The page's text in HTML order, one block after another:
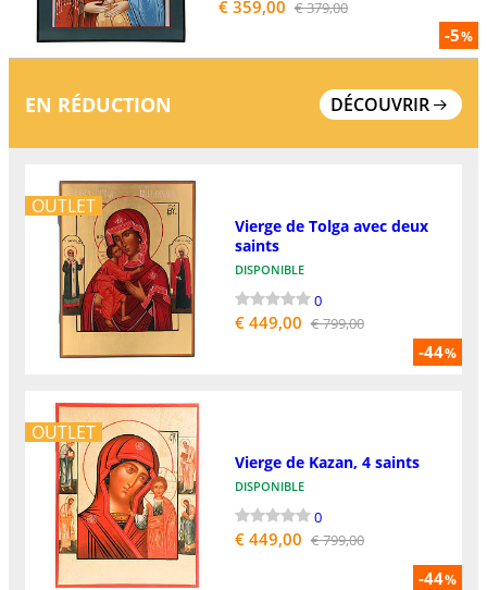
-5%
€ 359,00 € 379,00
EN RÉDUCTION DÉCOUVRIR
OUTLET
-44%
Vierge de Tolga avec deux
saints
DISPONIBLE
0
€ 449,00 € 799,00
OUTLET
-44%
Vierge de Kazan, 4 saints
DISPONIBLE
0
€ 449,00 € 799,00